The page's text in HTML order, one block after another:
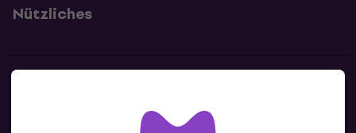
Nützliches
Kontaktiere uns